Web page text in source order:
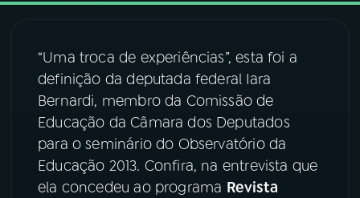
03PROGRAMAÇÃO
04PROGRAMAS
PODCASTS
06VIDEOCASTS
“Uma troca de experiências”, esta foi a
definição da deputada federal Iara
Bernardi, membro da Comissão de
Educação da Câmara dos Deputados
para o seminário do Observatório da
Educação 2013. Confira, na entrevista que
ela concedeu ao programa Revista